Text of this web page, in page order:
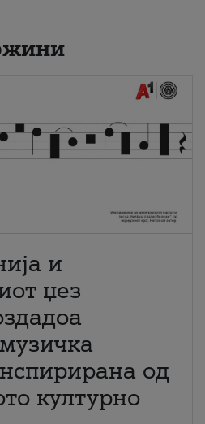
и
џез
од
културно